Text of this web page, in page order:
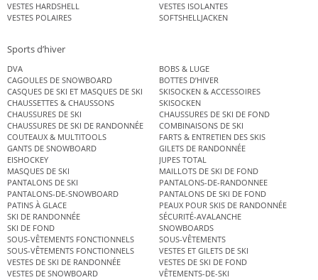
VESTES HARDSHELL
VESTES ISOLANTES
VESTES POLAIRES
SOFTSHELLJACKEN
Sports d’hiver
DVA
BOBS & LUGE
CAGOULES DE SNOWBOARD
BOTTES D’HIVER
CASQUES DE SKI ET MASQUES DE SKI
SKISOCKEN & ACCESSOIRES
CHAUSSETTES & CHAUSSONS
SKISOCKEN
CHAUSSURES DE SKI
CHAUSSURES DE SKI DE FOND
CHAUSSURES DE SKI DE RANDONNÉE
COMBINAISONS DE SKI
COUTEAUX & MULTITOOLS
FARTS & ENTRETIEN DES SKIS
GANTS DE SNOWBOARD
GILETS DE RANDONNÉE
EISHOCKEY
JUPES TOTAL
MASQUES DE SKI
MAILLOTS DE SKI DE FOND
PANTALONS DE SKI
PANTALONS-DE-RANDONNEE
PANTALONS-DE-SNOWBOARD
PANTALONS DE SKI DE FOND
PATINS À GLACE
PEAUX POUR SKIS DE RANDONNÉE
SKI DE RANDONNÉE
SÉCURITÉ-AVALANCHE
SKI DE FOND
SNOWBOARDS
SOUS-VÊTEMENTS FONCTIONNELS
SOUS-VÊTEMENTS
SOUS-VÊTEMENTS FONCTIONNELS
VESTES ET GILETS DE SKI
VESTES DE SKI DE RANDONNÉE
VESTES DE SKI DE FOND
VESTES DE SNOWBOARD
VÊTEMENTS-DE-SKI